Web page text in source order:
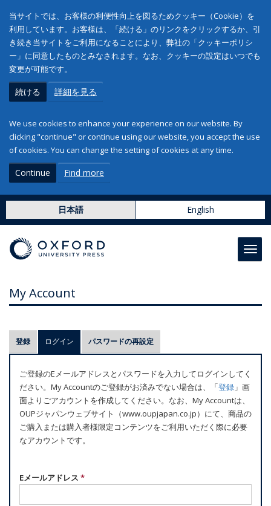
当サイトでは、お客様の利便性向上を図るためクッキー（Cookie）を
利用しています。お客様は、「続ける」のリンクをクリックするか、引
き続き当サイトをご利用になることにより、弊社の「クッキーポリシ
ー」に同意したものとみなされます。なお、クッキーの設定はいつでも
変更が可能です。
続ける 詳細を見る
We use cookies to enhance your experience on our website. By
clicking "continue" or continue using our website, you accept the use
of cookies. You can change the setting of cookies at any time.
Continue Find more
日本語 English
My Account
プ
ラ
マ
リ
ー
タ
ブ
登録 ログイン (アクティブなタブ)
パスワードの再設定
ご登録のEメールアドレスとパスワードを入力してログインしてく
ださい。My Accountのご登録がお済みでない場合は、「登録 」画
面よりごアカウントを作成してください。なお、My Accountは、
OUPジャパンウェブサイト（www.oupjapan.co.jp）にて、商品の
ご購入または購入者様限定コンテンツをご利用いただく際に必要
なアカウントです。
Eメールアドレス *